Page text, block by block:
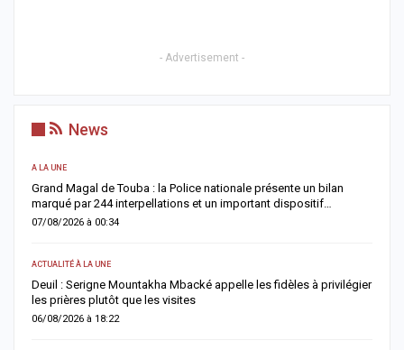
- Advertisement -
News
A LA UNE
Grand Magal de Touba : la Police nationale présente un bilan
marqué par 244 interpellations et un important dispositif…
07/08/2026 à 00:34
ACTUALITÉ À LA UNE
Deuil : Serigne Mountakha Mbacké appelle les fidèles à privilégier
les prières plutôt que les visites
06/08/2026 à 18:22